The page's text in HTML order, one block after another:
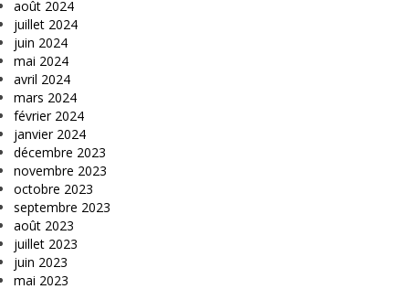
août 2024
juillet 2024
juin 2024
mai 2024
avril 2024
mars 2024
février 2024
janvier 2024
décembre 2023
novembre 2023
octobre 2023
septembre 2023
août 2023
juillet 2023
juin 2023
mai 2023